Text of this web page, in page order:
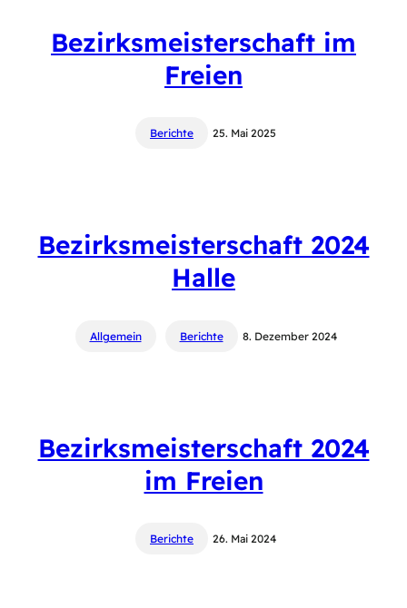
Bezirksmeisterschaft im
Freien
Berichte 25. Mai 2025
Bezirksmeisterschaft 2024
Halle
Allgemein Berichte 8. Dezember 2024
Bezirksmeisterschaft 2024
im Freien
Berichte 26. Mai 2024